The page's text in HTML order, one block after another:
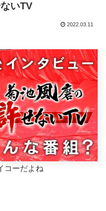
いTV
2022.03.11
コーだよね